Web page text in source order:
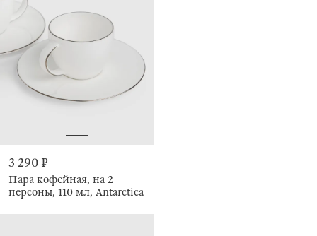
3 290 ₽
Пара кофейная, на 2
персоны, 110 мл, Antarctica